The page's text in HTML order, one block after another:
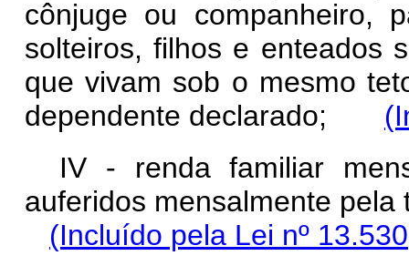
cônjuge ou companheiro,
solteiros, filhos e enteados
que vivam sob o mesmo
dependente declarado;
IV - renda familiar
auferidos mensalmente
(Incluído pela Lei nº